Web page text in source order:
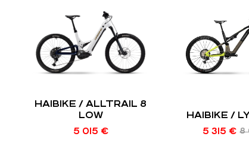
HAIBIKE / ALLTRAIL 8
LOW
5 015 €
HAIBIKE /
8
5 315 €